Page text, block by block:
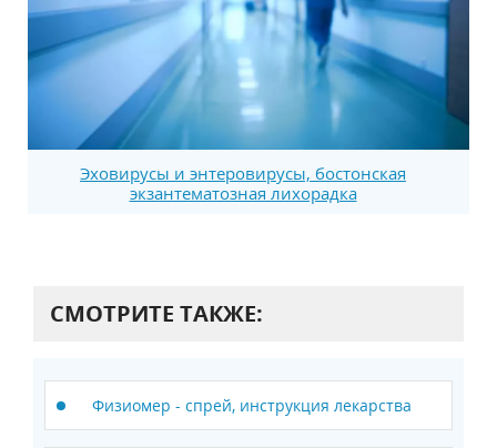
Эховирусы и энтеровирусы, бостонская
экзантематозная лихорадка
СМОТРИТЕ ТАКЖЕ:
Физиомер - спрей, инструкция лекарства